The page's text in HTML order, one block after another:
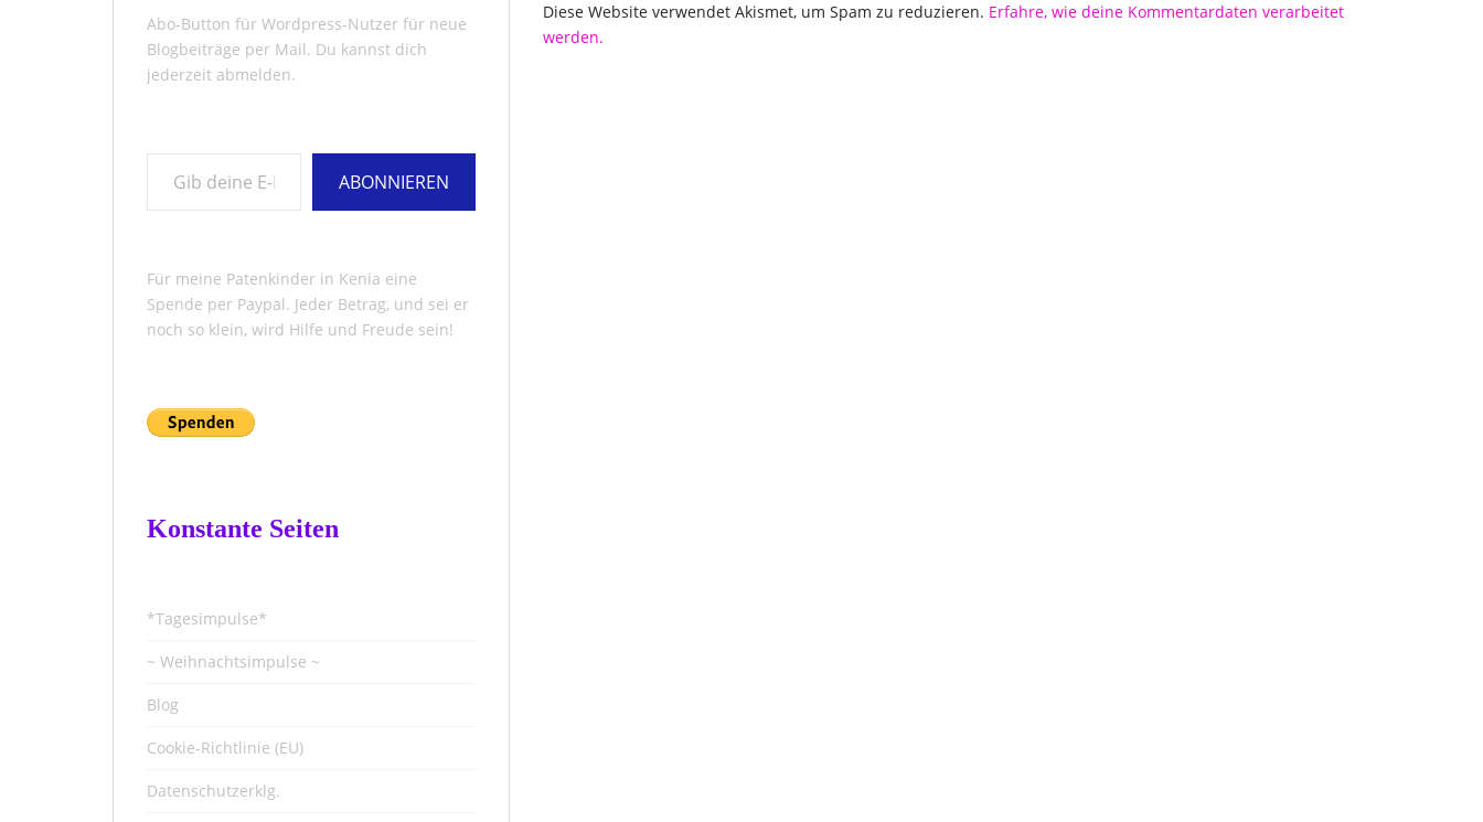
Diese Website verwendet Akismet, um Spam zu reduzieren. Erfahre, wie deine Kommentardaten verarbeitet
werden.
Abo-Button für Wordpress-Nutzer für neue
Blogbeiträge per Mail. Du kannst dich
jederzeit abmelden.
ABONNIEREN
Für meine Patenkinder in Kenia eine
Spende per Paypal. Jeder Betrag, und sei er
noch so klein, wird Hilfe und Freude sein!
Konstante Seiten
*Tagesimpulse*
~ Weihnachtsimpulse ~
Blog
Cookie-Richtlinie (EU)
Datenschutzerklg.